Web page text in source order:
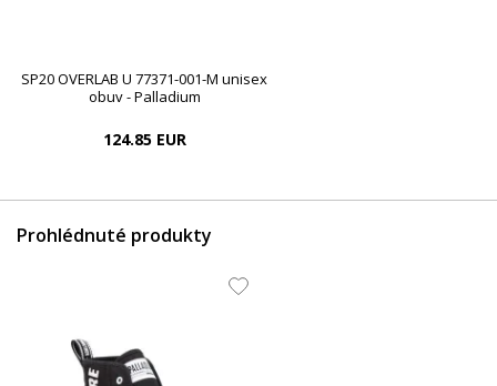
SP20 OVERLAB U 77371-001-M unisex
obuv - Palladium
124.85 EUR
Prohlédnuté produkty